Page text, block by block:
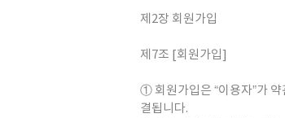
제2장 회원가입
제7조 [회원가입]
① 회원가입은 “이용자”가 약
결됩니다.